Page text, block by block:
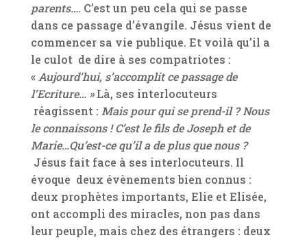
parents…. C’est un peu cela qui se passe
dans ce passage d’évangile. Jésus vient de
commencer sa vie publique. Et voilà qu’il a
le culot de dire à ses compatriotes :
« Aujourd’hui, s’accomplit ce passage de
l’Ecriture… »Là, ses interlocuteurs
réagissent : Mais pour qui se prend-il ? Nous
le connaissons ! C’est le fils de Joseph et de
Marie…Qu’est-ce qu’il a de plus que nous ?
Jésus fait face à ses interlocuteurs. Il
évoque deux évènements bien connus :
deux prophètes importants, Elie et Elisée,
ont accompli des miracles, non pas dans
leur peuple, mais chez des étrangers : deux